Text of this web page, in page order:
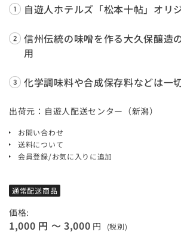
自遊人ホテルズ「松本十帖」オリ
信州伝統の味噌を作る大久保醸造
用
化学調味料や合成保存料などは一
出荷元：自遊人配送センター（新潟）
お問い合わせ
送料について
会員登録/お気に入りに追加
通常配送商品
価格:
1,000 円 ～ 3,000 円
(税別)